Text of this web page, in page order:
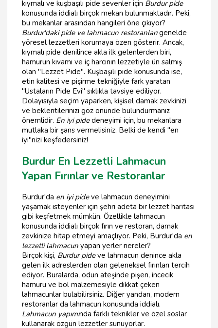
kıymalı ve kuşbaşılı pide sevenler için Burdur pide
konusunda iddialı birçok mekan bulunmaktadır. Peki,
bu mekanlar arasından hangileri öne çıkıyor?
Burdur'daki pide ve lahmacun restoranlarıgenelde
yöresel lezzetleri korumaya özen gösterir. Ancak,
kıymalı pide denilince akla ilk gelenlerden biri,
hamurun kıvamı ve iç harcının lezzetiyle ün salmış
olan "Lezzet Pide". Kuşbaşılı pide konusunda ise,
etin kalitesi ve pişirme tekniğiyle fark yaratan
"Ustaların Pide Evi" sıklıkla tavsiye ediliyor.
Dolayısıyla seçim yaparken, kişisel damak zevkinizi
ve beklentilerinizi göz önünde bulundurmanız
önemlidir. En iyi pidedeneyimi için, bu mekanlara
mutlaka bir şans vermelisiniz. Belki de kendi "en
iyi"nizi keşfedersiniz!
Burdur En Lezzetli Lahmacun
Yapan Fırınlar ve Restoranlar
Burdur'da en iyi pideve lahmacun deneyimini
yaşamak isteyenler için şehri adeta bir lezzet haritası
gibi keşfetmek mümkün. Özellikle lahmacun
konusunda iddialı birçok fırın ve restoran, damak
zevkinize hitap etmeyi amaçlıyor. Peki, Burdur'da en
lezzetli lahmacun yapan yerler nereler?
Birçok kişi, Burdur pideve lahmacun denince akla
gelen ilk adreslerden olan geleneksel fırınları tercih
ediyor. Buralarda, odun ateşinde pişen, incecik
hamuru ve bol malzemesiyle dikkat çeken
lahmacunlar bulabilirsiniz. Diğer yandan, modern
restoranlar da lahmacun konusunda iddialı.
Lahmacun yapımında farklı teknikler ve özel soslar
kullanarak özgün lezzetler sunuyorlar.